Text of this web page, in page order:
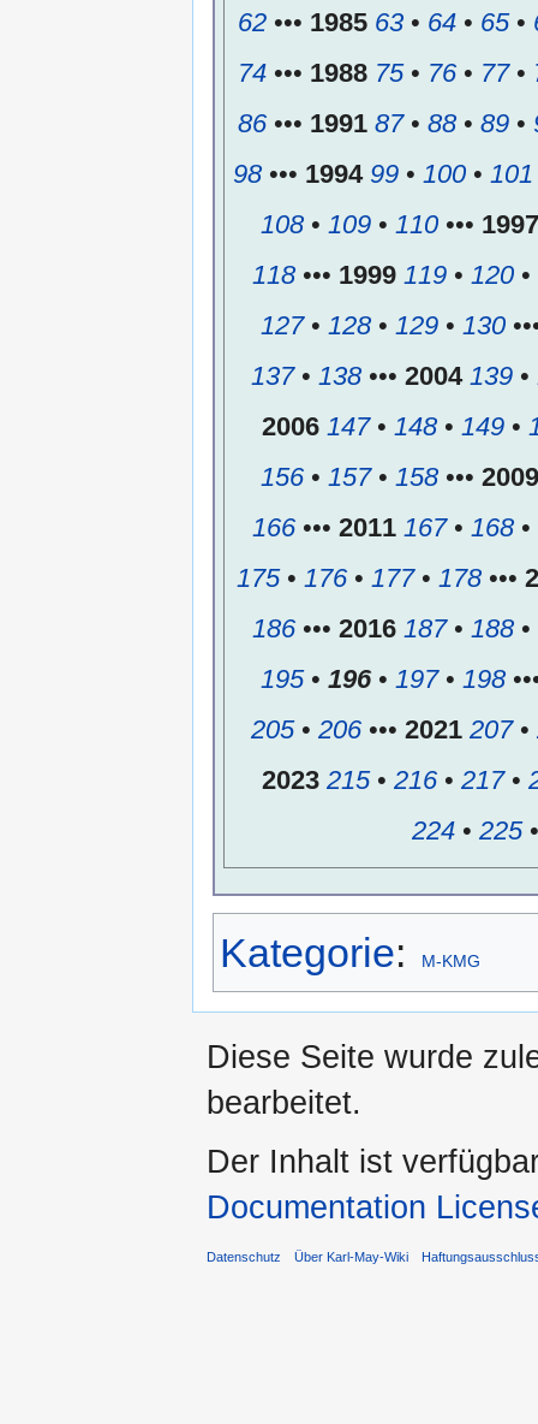
62••• 1985 63• 64• 65•
74••• 1988 75• 76• 77•
86••• 1991 87• 88• 89•
98••• 1994 99• 100• 101
108• 109• 110••• 1997
118••• 1999 119• 120•
127• 128• 129• 130
137• 138••• 2004 139•
2006 147• 148• 149•
156• 157• 158••• 2009
166••• 2011 167• 168•
175• 176• 177• 178•••
186••• 2016 187• 188•
195• 196• 197• 198
205• 206••• 2021 207•
2023 215• 216• 217•
224• 225
Kategorie: M-KMG
Diese Seite wurde
bearbeitet.
Der Inhalt ist
Documentation
Datenschutz Über Karl-May-Wiki